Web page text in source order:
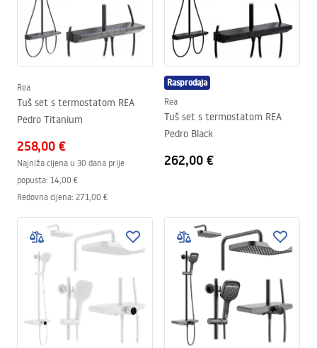
Rea
Tuš set s termostatom REA
Pedro Titanium
258,00 €
Najniža cijena u 30 dana prije
popusta: 14,00 €
Redovna cijena: 271,00 €
Rasprodaja
Rea
Tuš set s termostatom REA
Pedro Black
262,00 €